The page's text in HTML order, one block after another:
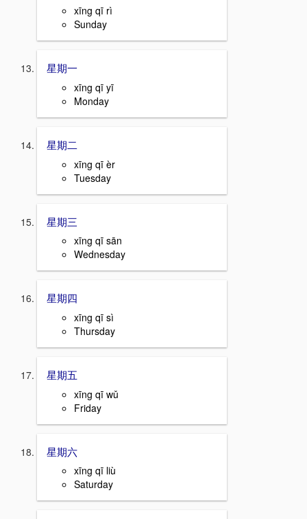
xīng qī rì
Sunday
星期一
xīng qī yī
Monday
星期二
xīng qī èr
Tuesday
星期三
xīng qī sān
Wednesday
星期四
xīng qī sì
Thursday
星期五
xīng qī wǔ
Friday
星期六
xīng qī liù
Saturday